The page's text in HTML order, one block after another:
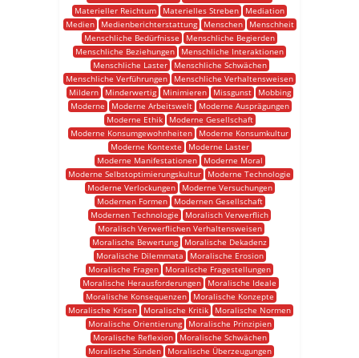
Materieller Reichtum
Materielles Streben
Mediation
Medien
Medienberichterstattung Menschen
Menschheit
Menschliche Bedürfnisse
Menschliche Begierden
Menschliche Beziehungen
Menschliche Interaktionen
Menschliche Laster
Menschliche Schwächen
Menschliche Verführungen
Menschliche Verhaltensweisen
Mildern
Minderwertig Minimieren Missgunst
Mobbing
Moderne
Moderne Arbeitswelt
Moderne Ausprägungen
Moderne Ethik
Moderne Gesellschaft
Moderne Konsumgewohnheiten
Moderne Konsumkultur
Moderne Kontexte
Moderne Laster
Moderne Manifestationen
Moderne Moral
Moderne Selbstoptimierungskultur
Moderne Technologie
Moderne Verlockungen
Moderne Versuchungen
Modernen Formen
Modernen Gesellschaft
Modernen Technologie
Moralisch Verwerflich
Moralisch Verwerflichen Verhaltensweisen
Moralische Bewertung
Moralische Dekadenz
Moralische Dilemmata
Moralische Erosion
Moralische Fragen
Moralische Fragestellungen
Moralische Herausforderungen
Moralische Ideale
Moralische Konsequenzen
Moralische Konzepte
Moralische Krisen
Moralische Kritik
Moralische Normen
Moralische Orientierung
Moralische Prinzipien
Moralische Reflexion
Moralische Schwächen
Moralische Sünden
Moralische Überzeugungen